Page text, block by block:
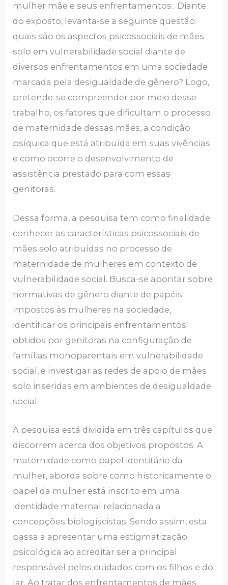
mulher mãe e seus enfrentamentos. Diante
do exposto, levanta-se a seguinte questão:
quais são os aspectos psicossociais de mães
solo em vulnerabilidade social diante de
diversos enfrentamentos em uma sociedade
marcada pela desigualdade de gênero? Logo,
pretende-se compreender por meio desse
trabalho, os fatores que dificultam o processo
de maternidade dessas mães, a condição
psíquica que está atribuída em suas vivências
e como ocorre o desenvolvimento de
assistência prestado para com essas
genitoras.
Dessa forma, a pesquisa tem como finalidade
conhecer as características psicossociais de
mães solo atribuídas no processo de
maternidade de mulheres em contexto de
vulnerabilidade social. Busca-se apontar sobre
normativas de gênero diante de papéis
impostos às mulheres na sociedade,
identificar os principais enfrentamentos
obtidos por genitoras na configuração de
famílias monoparentais em vulnerabilidade
social, e investigar as redes de apoio de mães
solo inseridas em ambientes de desigualdade
social.
A pesquisa está dividida em três capítulos que
discorrem acerca dos objetivos propostos. A
maternidade como papel identitário da
mulher, aborda sobre como historicamente o
papel da mulher está inscrito em uma
identidade maternal relacionada a
concepções biologiscistas. Sendo assim, esta
passa a apresentar uma estigmatização
psicológica ao acreditar ser a principal
responsável pelos cuidados com os filhos e do
lar. Ao tratar dos enfrentamentos de mães